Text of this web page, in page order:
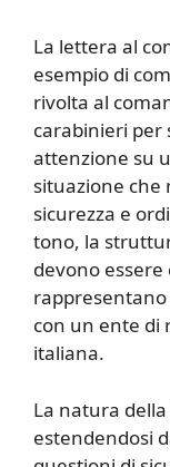
La lettera al
esempio di
rivolta al
carabinieri per
attenzione su
situazione che
sicurezza e
tono, la
devono
con un ente di
italiana.
La natura
estendendosi